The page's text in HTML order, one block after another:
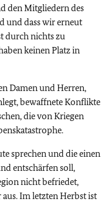
den Mitgliedern des
und dass wir erneut
durch nichts zu
keinen Platz in
Damen und Herren,
bewaffnete Konflikte
die von Kriegen
sprechen und die einen
entschärfen soll,
nicht befriedet,
Im letzten Herbst ist